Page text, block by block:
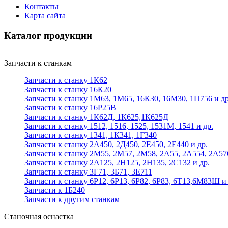
Контакты
Карта сайта
Каталог продукции
Запчасти к станкам
Запчасти к станку 1К62
Запчасти к станку 16К20
Запчасти к станку 1М63, 1М65, 16К30, 16М30, 1П756 и
Запчасти к станку 16Р25В
Запчасти к станку 1К62Д, 1К625,1К625Д
Запчасти к станку 1512, 1516, 1525, 1531М, 1541 и др.
Запчасти к станку 1341, 1К341, 1Г340
Запчасти к станку 2А450, 2Д450, 2Е450, 2Е440 и др.
Запчасти к станку 2М55, 2М57, 2М58, 2А55, 2А554,
Запчасти к станку 2А125, 2Н125, 2Н135, 2С132 и др.
Запчасти к станку 3Г71, 3Б71, 3Е711
Запчасти к станку 6Р12, 6Р13, 6Р82, 6Р83, 6Т13,6М83Ш и
Запчасти к 1Б240
Запчасти к другим станкам
Станочная оснастка